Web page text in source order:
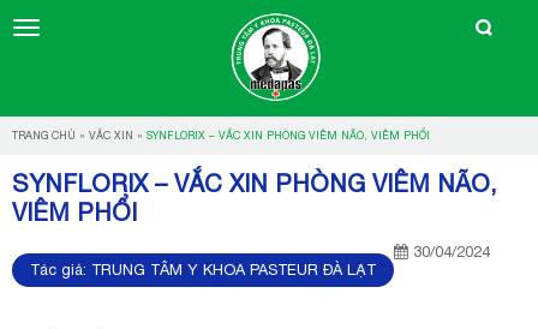
TRANG CHỦ » VẮC XIN » SYNFLORIX – VẮC XIN PHÒNG VIÊM NÃO, VIÊM PHỔI
SYNFLORIX – VẮC XIN PHÒNG VIÊM NÃO,
VIÊM PHỔI
30/04/2024
Tác giả: TRUNG TÂM Y KHOA PASTEUR ĐÀ LẠT